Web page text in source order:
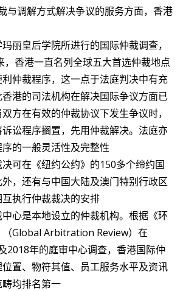
与调解方式解决争议的服务方面，香港
丽皇后学院所进行的国际仲裁调查，
，香港一直名列全球五大首选仲裁地点
仲裁程序，这一点于法庭判决中有充
港的司法机构在解决国际争议方面已
方在有效的仲裁协议下发生争议时，
讼程序搁置，先用仲裁解决。法庭亦
的一般灵活性及完整性
可在《纽约公约》的150多个缔约国
，还有与中国大陆及澳门特别行政区
执行仲裁裁决的安排
心是本地设立的仲裁机构。根据《环
（Global Arbitration Review）在
2018年的庭审中心调查，香港国际仲
置、物符其值、员工服务水平及资讯
均排名第一